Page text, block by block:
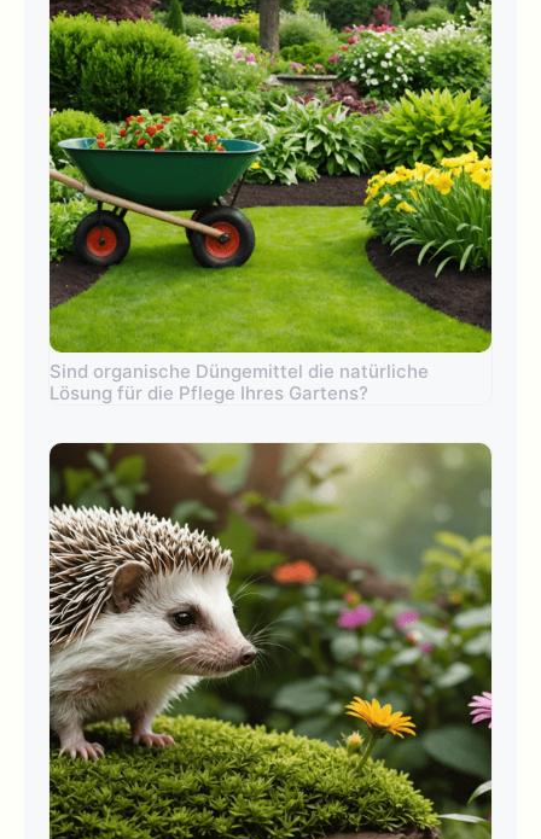
Sind organische Düngemittel die natürliche
Lösung für die Pflege Ihres Gartens?